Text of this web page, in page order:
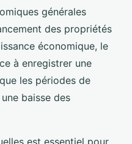
générales
des propriétés
économique, le
à enregistrer une
les périodes de
baisse des